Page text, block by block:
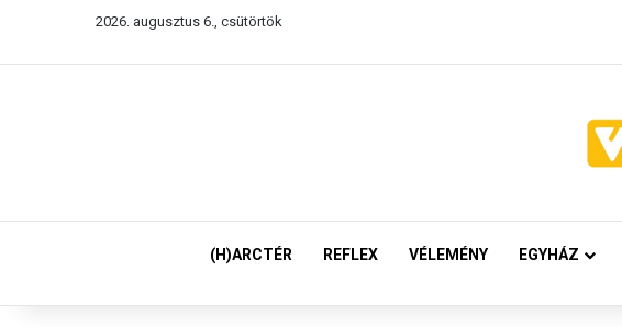
2026. augusztus 6., csütörtök
(H)ARCTÉR REFLEX VÉLEMÉNY EGYHÁZ